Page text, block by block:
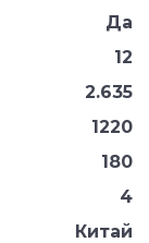
Да
12
2.635
1220
180
4
Китай